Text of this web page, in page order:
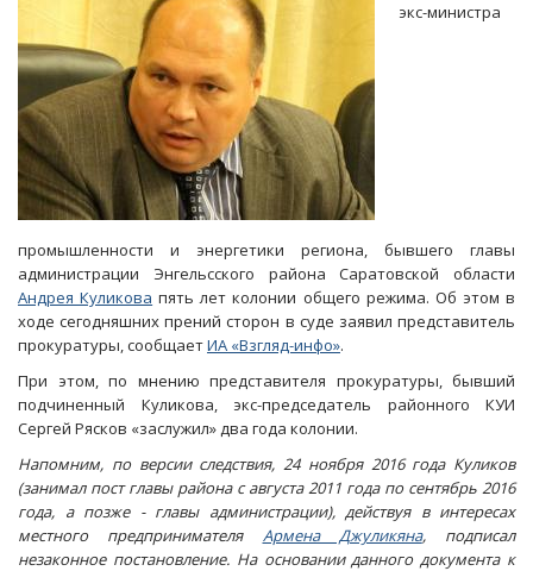
экс-министра
промышленности и энергетики региона, бывшего главы
администрации Энгельсского района Саратовской области
Андрея Куликова пять лет колонии общего режима. Об этом в
ходе сегодняшних прений сторон в суде заявил представитель
прокуратуры, сообщаетИА «Взгляд-инфо».
При этом, по мнению представителя прокуратуры, бывший
подчиненный Куликова, экс-председатель районного КУИ
Сергей Рясков «заслужил» два года колонии.
Напомним, по версии следствия, 24 ноября 2016 года Куликов
(занимал пост главы района с августа 2011 года по сентябрь 2016
года, а позже - главы администрации), действуя в интересах
местного предпринимателя Армена Джуликяна, подписал
незаконное постановление. На основании данного документа к